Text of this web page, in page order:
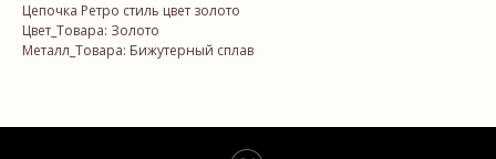
Цепочка Ретро стиль цвет золото
Цвет_Товара: Золото
Металл_Товара: Бижутерный сплав